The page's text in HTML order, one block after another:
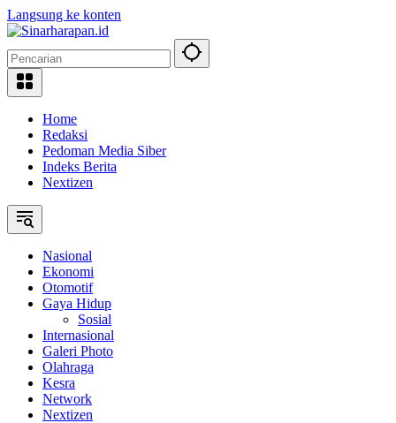
Langsung ke konten
Home
Redaksi
Pedoman Media Siber
Indeks Berita
Nextizen
Nasional
Ekonomi
Otomotif
Gaya Hidup
Sosial
Internasional
Galeri Photo
Olahraga
Kesra
Network
Nextizen